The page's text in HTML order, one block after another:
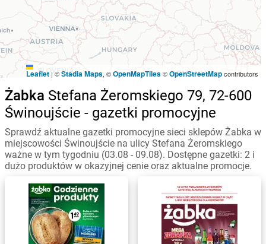
Leaflet |©Stadia Maps, ©OpenMapTiles©OpenStreetMapcontributors
Żabka Stefana Żeromskiego 79, 72-600
Świnoujście - gazetki promocyjne
Sprawdź aktualne gazetki promocyjne sieci sklepów Żabka w
miejscowości Świnoujście na ulicy Stefana Żeromskiego
ważne w tym tygodniu (03.08 - 09.08). Dostępne gazetki: 2 i
dużo produktów w okazyjnej cenie oraz aktualne promocje.